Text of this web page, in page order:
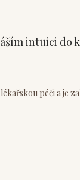
intuici do
péči a je